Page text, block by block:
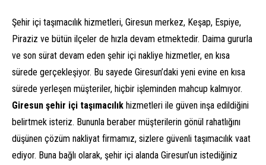
Şehir içi taşımacılık hizmetleri, Giresun merkez, Keşap, Espiye,
Piraziz ve bütün ilçeler de hızla devam etmektedir. Daima gururla
ve son sürat devam eden şehir içi nakliye hizmetler, en kısa
sürede gerçekleşiyor. Bu sayede Giresun’daki yeni evine en kısa
sürede yerleşen müşteriler, hiçbir işleminden mahcup kalmıyor.
Giresun şehir içi taşımacılık hizmetleri ile güven inşa edildiğini
belirtmek isteriz. Bununla beraber müşterilerin gönül rahatlığını
düşünen çözüm nakliyat firmamız, sizlere güvenli taşımacılık vaat
ediyor. Buna bağlı olarak, şehir içi alanda Giresun’un istediğiniz